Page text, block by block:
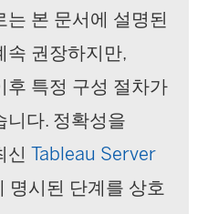
본 문서에 설명된
속 권장하지만,
후 특정 구성 절차가
니다. 정확성을
신 Tableau Server
명시된 단계를 상호